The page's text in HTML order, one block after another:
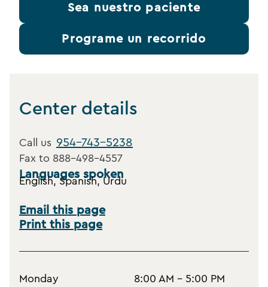
Sea nuestro paciente
Programe un recorrido
Center details
Call us 954-743-5238
Fax to 888-498-4557
Languages spoken
English, Spanish, Urdu
Email this page
Print this page
Monday
8:00 AM - 5:00 PM